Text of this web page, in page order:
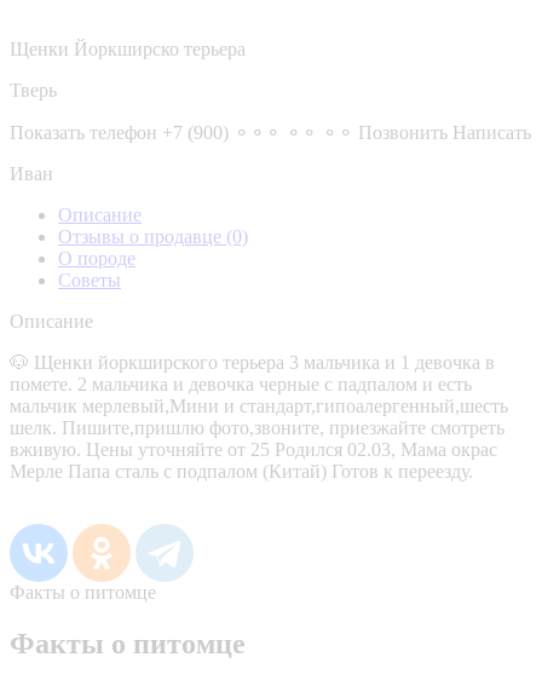
Щенки Йоркширско терьера
Тверь
Показать телефон +7 (900) ⚬⚬⚬ ⚬⚬ ⚬⚬ Позвонить Написать
Иван
Описание
Отзывы о продавце (0)
О породе
Советы
Описание
🐶 Щенки йоркширского терьера 3 мальчика и 1 девочка в
помете. 2 мальчика и девочка черные с падпалом и есть
мальчик мерлевый,Мини и стандарт,гипоалергенный,шесть
шелк. Пишите,пришлю фото,звоните, приезжайте смотреть
вживую. Цены уточняйте от 25 Родился 02.03, Мама окрас
Мерле Папа сталь с подпалом (Китай) Готов к переезду.
Факты о питомце
Факты о питомце